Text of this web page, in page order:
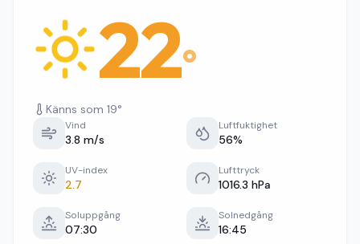
22°
Känns som 19°
Vind
3.8 m/s
Luftfuktighet
56%
UV-index
2.7
Lufttryck
1016.3 hPa
Soluppgång
07:30
Solnedgång
16:45